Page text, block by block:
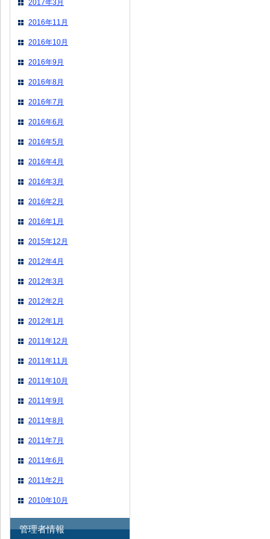
2017年3月
2016年11月
2016年10月
2016年9月
2016年8月
2016年7月
2016年6月
2016年5月
2016年4月
2016年3月
2016年2月
2016年1月
2015年12月
2012年4月
2012年3月
2012年2月
2012年1月
2011年12月
2011年11月
2011年10月
2011年9月
2011年8月
2011年7月
2011年6月
2011年2月
2010年10月
管理者情報